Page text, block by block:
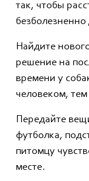
так, чтобы
Найдите
решение на
времени у
человеком,
Передайте
футболка,
питомцу
месте.